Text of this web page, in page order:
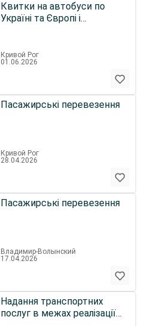
Квитки на автобуси по
Україні та Європі і
Кривой Рог
01.06.2026
Пасажирські перевезення
Кривой Рог
28.04.2026
Пасажирські перевезення
Владимир-Волынский
17.04.2026
Надання транспортних
послуг в межах реалізації